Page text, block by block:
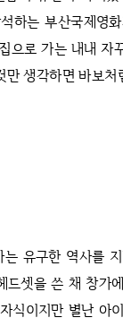
하는 부산국제영
으로 가는 내내 자
만 생각하면 바보
는 유구한 역사를
드셋을 쓴 채 창가
식이지만 별난 아